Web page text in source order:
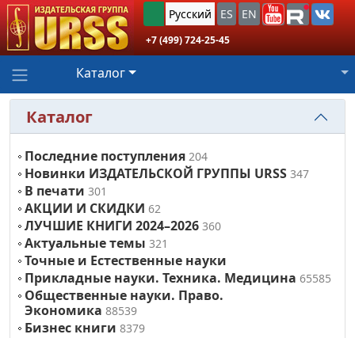
Русский ES EN
+7 (499) 724-25-45
Каталог
Каталог
Последние поступления 204
Новинки ИЗДАТЕЛЬСКОЙ ГРУППЫ URSS 347
В печати 301
АКЦИИ И СКИДКИ 62
ЛУЧШИЕ КНИГИ 2024–2026 360
Актуальные темы 321
Точные и Естественные науки
Прикладные науки. Техника. Медицина 65585
Общественные науки. Право.
Экономика 88539
Бизнес книги 8379